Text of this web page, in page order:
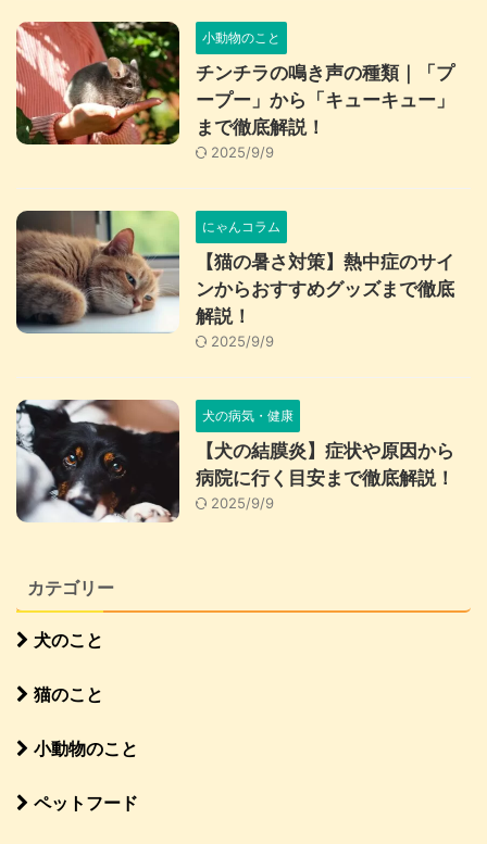
小動物のこと
チンチラの鳴き声の種類｜「プ
ープー」から「キューキュー」
まで徹底解説！
2025/9/9
にゃんコラム
【猫の暑さ対策】熱中症のサイ
ンからおすすめグッズまで徹底
解説！
2025/9/9
犬の病気・健康
【犬の結膜炎】症状や原因から
病院に行く目安まで徹底解説！
2025/9/9
カテゴリー
犬のこと
猫のこと
小動物のこと
ペットフード